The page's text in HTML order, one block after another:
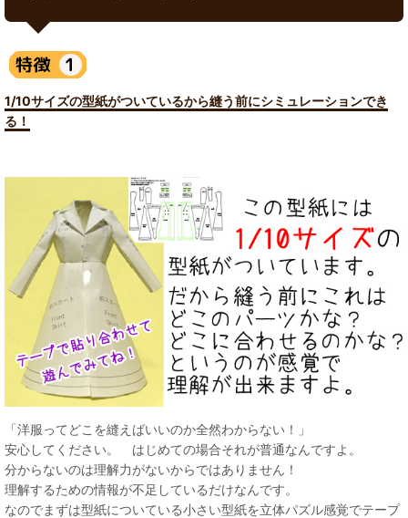
1/10サイズの型紙がついているから縫う前にシミュレーションでき
る！
「洋服ってどこを縫えばいいのか全然わからない！」
安心してください。 はじめての場合それが普通なんですよ。
分からないのは理解力がないからではありません！
理解するための情報が不足しているだけなんです。
なのでまずは型紙についている小さい型紙を立体パズル感覚でテープ